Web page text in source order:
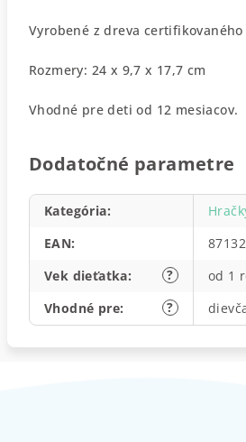
Vyrobené z dreva certifikovaného
Rozmery: 24 x 9,7 x 17,7 cm
Vhodné pre deti od 12 mesiacov.
Dodatočné parametre
Kategória:
EAN:
?
Vek dieťatka:
od 1
?
Vhodné pre: